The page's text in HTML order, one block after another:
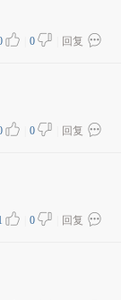
回复
0
回复
0
回复
0